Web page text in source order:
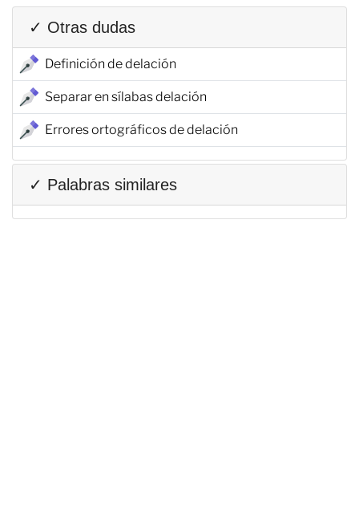
✓ Otras dudas
Definición de delación
Separar en sílabas delación
Errores ortográficos de delación
✓ Palabras similares